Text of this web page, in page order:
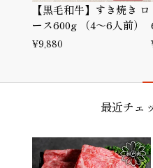
【黒毛和牛】すき焼き ロ
ース600g （4～6人前）
¥9,880
最近チェ